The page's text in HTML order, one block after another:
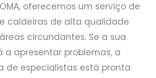
oferecemos um serviço de
caldeiras de alta qualidade
circundantes. Se a sua
a apresentar problemas, a
de especialistas está pronta